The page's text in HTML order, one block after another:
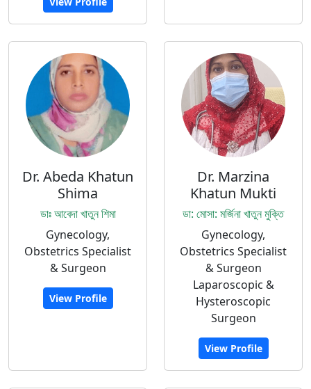
Dr. Abeda Khatun
Shima
ডাঃ আবেদা খাতুন শিমা
Gynecology,
Obstetrics Specialist
& Surgeon
View Profile
Dr. Marzina
Khatun Mukti
ডা: মোসা: মর্জিনা খাতুন মুক্তি
Gynecology,
Obstetrics Specialist
& Surgeon
Laparoscopic &
Hysteroscopic
Surgeon
View Profile